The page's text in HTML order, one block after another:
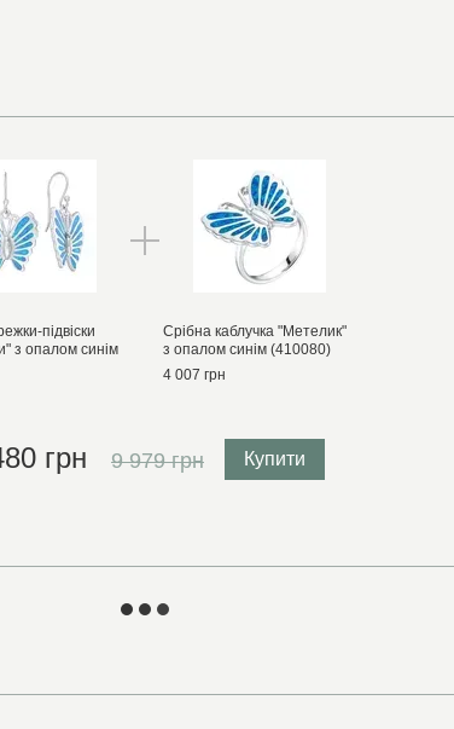
підвіски
з опалом синім
Срібна каблучка "Метелик"
з опалом синім (410080)
4 007 грн
грн 9 979 грн Купити